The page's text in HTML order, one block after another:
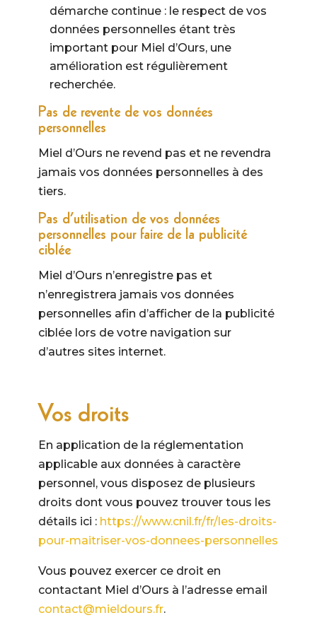
démarche continue : le respect de vos
données personnelles étant très
important pour Miel d’Ours, une
amélioration est régulièrement
recherchée.
Pas de revente de vos données
personnelles
Miel d’Ours ne revend pas et ne revendra
jamais vos données personnelles à des
tiers.
Pas d’utilisation de vos données
personnelles pour faire de la publicité
ciblée
Miel d’Ours n’enregistre pas et
n’enregistrera jamais vos données
personnelles afin d’afficher de la publicité
ciblée lors de votre navigation sur
d’autres sites internet.
Vos droits
En application de la réglementation
applicable aux données à caractère
personnel, vous disposez de plusieurs
droits dont vous pouvez trouver tous les
détails ici : https://www.cnil.fr/fr/les-droits-
pour-maitriser-vos-donnees-personnelles
Vous pouvez exercer ce droit en
contactant Miel d’Ours à l’adresse email
contact@mieldours.fr.